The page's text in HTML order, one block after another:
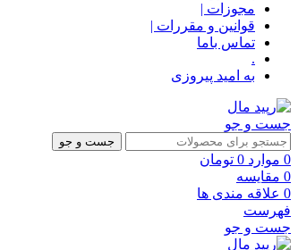
مجوزات |
قوانین و مقررات |
تماس باما
.
به امید پیروزی
جست و جو
جست و جو
0 موارد 0 تومان
0 مقایسه
0 علاقه مندی ها
فهرست
جست و جو